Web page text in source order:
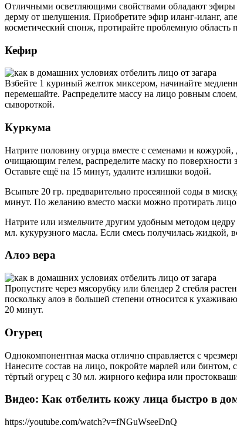
Отличными осветляющими свойствами обладают эфиры
дерму от шелушения. Приобретите эфир иланг-иланг,
косметический спонж, протирайте проблемную область
Кефир
Взбейте 1 куриный желток миксером, начинайте
перемешайте. Распределите массу на лицо ровным
сывороткой.
Куркума
Натрите половину огурца вместе с семенами и кожурой,
очищающим гелем, распределите маску по поверхности
Оставьте ещё на 15 минут, удалите излишки водой.
Всыпьте 20 гр. предварительно просеянной соды в
минут. По желанию вместо маски можно протирать
Натрите или измельчите другим удобным методом
мл. кукурузного масла. Если смесь получилась жидкой,
Алоэ вера
Пропустите через мясорубку или блендер 2 стебля
поскольку алоэ в большей степени относится к
20 минут.
Огурец
Однокомпонентная маска отлично справляется с
Нанесите состав на лицо, покройте марлей или
тёртый огурец с 30 мл. жирного кефира или
Видео: Как отбелить кожу лица быстро в
https://youtube.com/watch?v=fNGuWseeDnQ